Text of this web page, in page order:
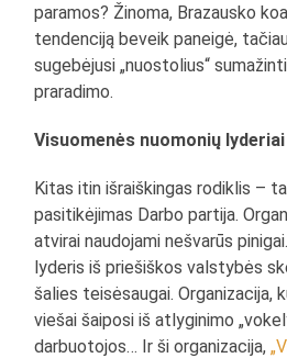
paramos? Žinoma, Brazausko
tendenciją beveik paneigė,
sugebėjusi „nuostolius“
praradimo.
Visuomenės nuomonių lyderiai
Kitas itin išraiškingas rodiklis –
pasitikėjimas Darbo partija.
atvirai naudojami nešvarūs
lyderis iš priešiškos valstybės
šalies teisėsaugai. Organizacija,
viešai šaiposi iš atlyginimo
darbuotojos… Ir ši organizacija,